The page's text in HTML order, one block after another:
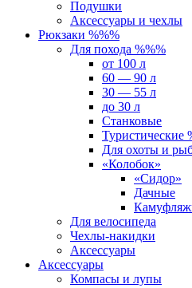
Подушки
Аксессуары и чехлы
Рюкзаки %%%
Для похода %%%
от 100 л
60 — 90 л
30 — 55 л
до 30 л
Станковые
Туристические
Для охоты и
«Колобок»
«Сидор»
Дачные
Для велосипеда
Чехлы-накидки
Аксессуары
Аксессуары
Компасы и лупы